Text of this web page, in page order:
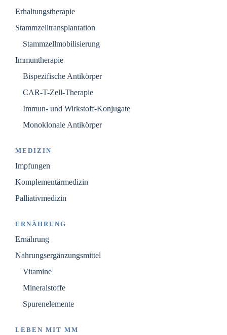
Erhaltungstherapie
Stammzelltransplantation
Stammzellmobilisierung
Immuntherapie
Bispezifische Antikörper
CAR-T-Zell-Therapie
Immun- und Wirkstoff-Konjugate
Monoklonale Antikörper
MEDIZIN
Impfungen
Komplementärmedizin
Palliativmedizin
ERNÄHRUNG
Ernährung
Nahrungsergänzungsmittel
Vitamine
Mineralstoffe
Spurenelemente
LEBEN MIT MM